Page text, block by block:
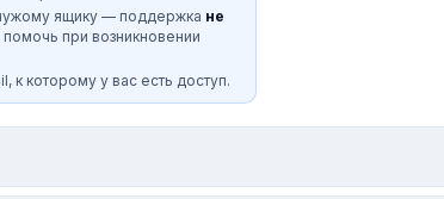
ящику — поддержка не
помочь при возникновении
к которому у вас есть доступ.